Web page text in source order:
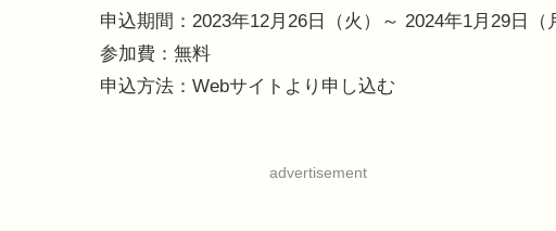
申込期間：2023年12月26日（火）～ 2024年1月29日（
参加費：無料
申込方法：Webサイトより申し込む
advertisement